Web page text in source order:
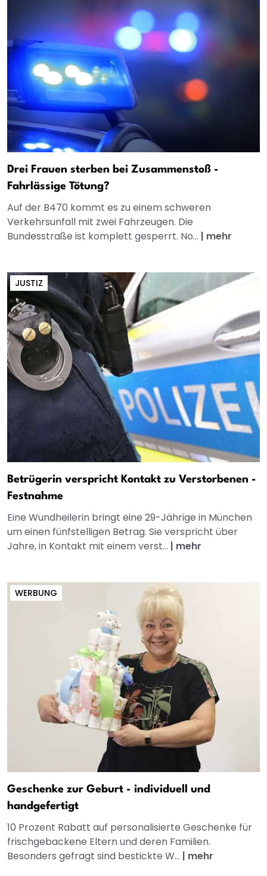
Drei Frauen sterben bei Zusammenstoß -
Fahrlässige Tötung?
Auf der B470 kommt es zu einem schweren
Verkehrsunfall mit zwei Fahrzeugen. Die
Bundesstraße ist komplett gesperrt. No... | mehr
JUSTIZ
Betrügerin verspricht Kontakt zu Verstorbenen -
Festnahme
Eine Wundheilerin bringt eine 29-Jährige in München
um einen fünfstelligen Betrag. Sie verspricht über
Jahre, in Kontakt mit einem verst... | mehr
WERBUNG
Geschenke zur Geburt - individuell und
handgefertigt
10 Prozent Rabatt auf personalisierte Geschenke für
frischgebackene Eltern und deren Familien.
Besonders gefragt sind bestickte W... | mehr